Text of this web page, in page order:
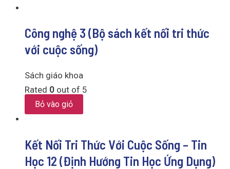
Công nghệ 3 (Bộ sách kết nối tri thức
với cuộc sống)
Sách giáo khoa
Rated 0 out of 5
Bỏ vào giỏ
Kết Nối Tri Thức Với Cuộc Sống – Tin
Học 12 (Định Hướng Tin Học Ứng Dụng)